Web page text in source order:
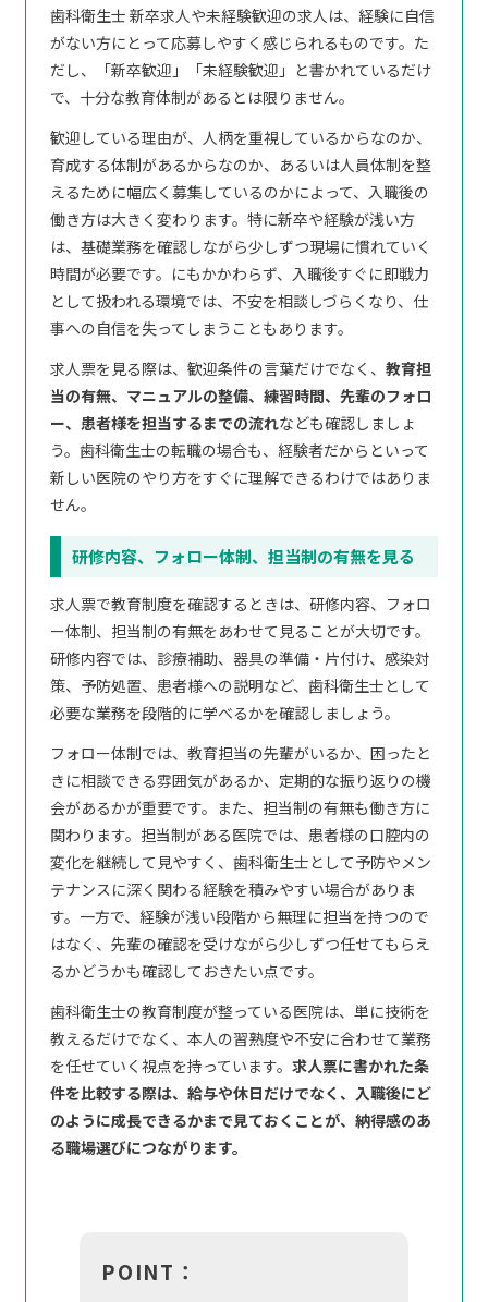
歯科衛生士 新卒求人や未経験歓迎の求人は、経験に自信
がない方にとって応募しやすく感じられるものです。た
だし、「新卒歓迎」「未経験歓迎」と書かれているだけ
で、十分な教育体制があるとは限りません。
歓迎している理由が、人柄を重視しているからなのか、
育成する体制があるからなのか、あるいは人員体制を整
えるために幅広く募集しているのかによって、入職後の
働き方は大きく変わります。特に新卒や経験が浅い方
は、基礎業務を確認しながら少しずつ現場に慣れていく
時間が必要です。にもかかわらず、入職後すぐに即戦力
として扱われる環境では、不安を相談しづらくなり、仕
事への自信を失ってしまうこともあります。
求人票を見る際は、歓迎条件の言葉だけでなく、教育担
当の有無、マニュアルの整備、練習時間、先輩のフォロ
ー、患者様を担当するまでの流れなども確認しましょ
う。歯科衛生士の転職の場合も、経験者だからといって
新しい医院のやり方をすぐに理解できるわけではありま
せん。
研修内容、フォロー体制、担当制の有無を見る
求人票で教育制度を確認するときは、研修内容、フォロ
ー体制、担当制の有無をあわせて見ることが大切です。
研修内容では、診療補助、器具の準備・片付け、感染対
策、予防処置、患者様への説明など、歯科衛生士として
必要な業務を段階的に学べるかを確認しましょう。
フォロー体制では、教育担当の先輩がいるか、困ったと
きに相談できる雰囲気があるか、定期的な振り返りの機
会があるかが重要です。また、担当制の有無も働き方に
関わります。担当制がある医院では、患者様の口腔内の
変化を継続して見やすく、歯科衛生士として予防やメン
テナンスに深く関わる経験を積みやすい場合がありま
す。一方で、経験が浅い段階から無理に担当を持つので
はなく、先輩の確認を受けながら少しずつ任せてもらえ
るかどうかも確認しておきたい点です。
歯科衛生士の教育制度が整っている医院は、単に技術を
教えるだけでなく、本人の習熟度や不安に合わせて業務
を任せていく視点を持っています。求人票に書かれた条
件を比較する際は、給与や休日だけでなく、入職後にど
のように成長できるかまで見ておくことが、納得感のあ
る職場選びにつながります。
POINT：